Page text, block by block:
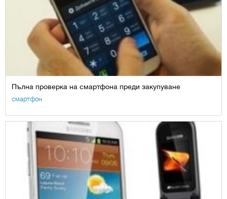
Пълна проверка на смартфона преди закупуване
смартфон